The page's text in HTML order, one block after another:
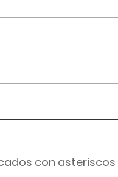
con asteriscos